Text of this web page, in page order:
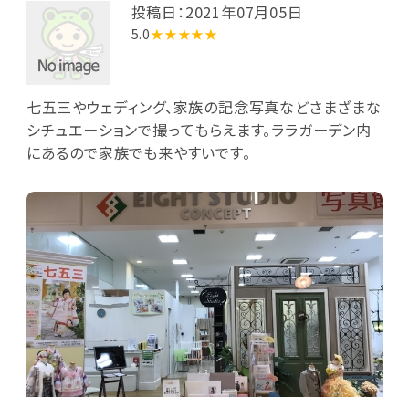
投稿日：2021年07月05日
5.0★★★★★
七五三やウェディング、家族の記念写真などさまざまな
シチュエーションで撮ってもらえます。ララガーデン内
にあるので家族でも来やすいです。